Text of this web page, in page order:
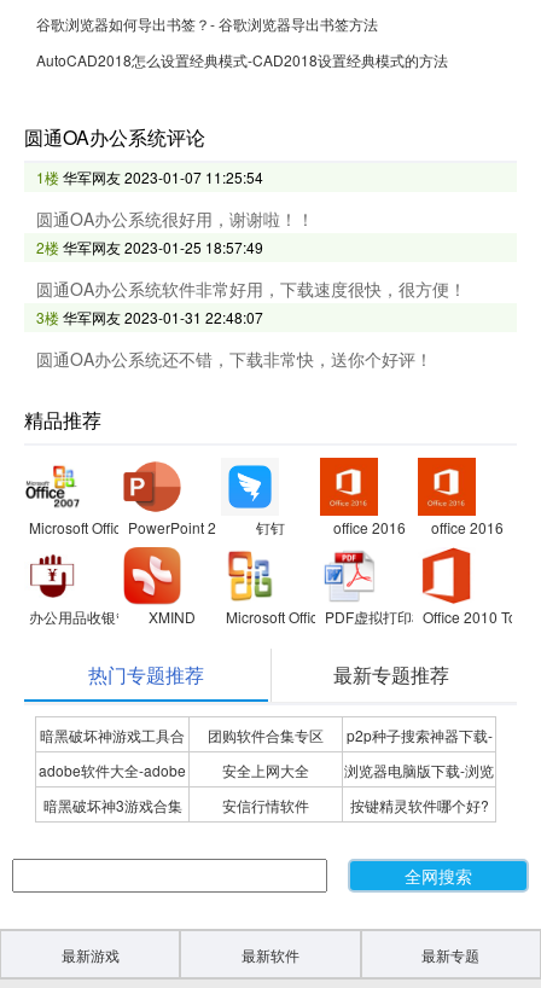
谷歌浏览器如何导出书签？- 谷歌浏览器导出书签方法
AutoCAD2018怎么设置经典模式-CAD2018设置经典模式的方法
圆通OA办公系统评论
1楼华军网友2023-01-07 11:25:54
圆通OA办公系统很好用，谢谢啦！！
2楼华军网友2023-01-25 18:57:49
圆通OA办公系统软件非常好用，下载速度很快，很方便！
3楼华军网友2023-01-31 22:48:07
圆通OA办公系统还不错，下载非常快，送你个好评！
精品推荐
Microsoft Office 2007兼容包
PowerPoint 2007 钉钉 office 2016 office 2016
办公用品收银管理软件XMIND Microsoft Office Visio Professional
PDF虚拟打印机Office 2010
热门专题推荐 最新专题推荐
暗黑破坏神游戏工具合
集
团购软件合集专区
p2p种子搜索神器下载-
P2P种子搜索神器专题
adobe软件大全-adobe
全系列软件下载-adobe
安全上网大全
浏览器电脑版下载-浏览
器下载合集
暗黑破坏神3游戏合集 安信行情软件
按键精灵软件哪个好?
最新游戏 最新软件 最新专题